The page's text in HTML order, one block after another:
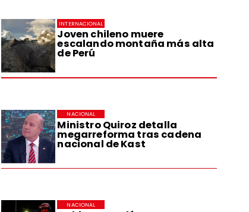
Joven chileno muere
escalando montaña más alta
de Perú
INTERNACIONAL
Ministro Quiroz detalla
megarreforma tras cadena
nacional de Kast
NACIONAL
NACIONAL